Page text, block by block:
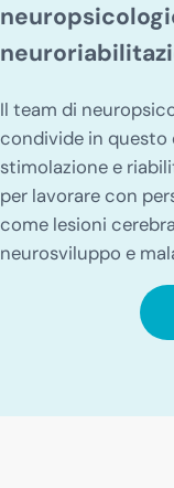
Il team di
condivide in
stimolazione e
per lavorare con
come lesioni
neurosviluppo e